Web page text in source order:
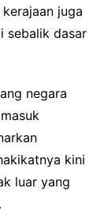
juga
sebalik dasar
negara
kini
luar yang